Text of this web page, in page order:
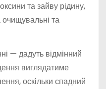
та зайву рідину,
та
— дадуть відмінний
виглядатиме
оскільки спадний